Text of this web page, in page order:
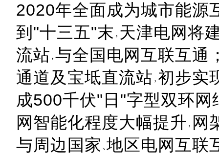
2020年全面成为城市能源
到"十三五"末 天津电网将
流站 与全国电网互联互通
通道及宝坻直流站 初步实
成500千伏"日"字型双环
网智能化程度大幅提升 网
与周边国家 地区电网互联